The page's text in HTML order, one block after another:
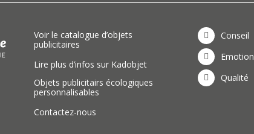
Voir le catalogue d’objets
publicitaires
Lire plus d’infos sur Kadobjet
Objets publicitairs écologiques
personnalisables
Contactez-nous
Conseil
Emotion
Qualité